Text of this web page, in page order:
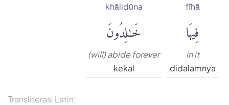
fīhā
فِيهَا
in it
didalamnya
khālidūna
خَٰلِدُونَ
(will) abide forever
kekal
Transliterasi Latin: